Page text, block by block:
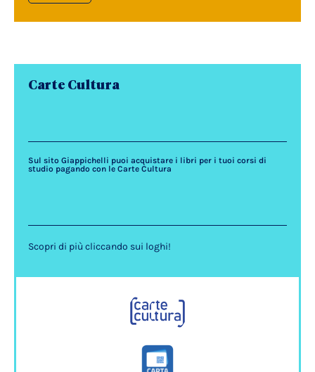
Carte Cultura
Sul sito Giappichelli puoi acquistare i libri per i tuoi corsi di
studio pagando con le Carte Cultura
Scopri di più cliccando sui loghi!